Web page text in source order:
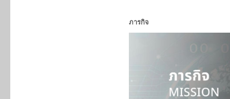
ภารกิจ